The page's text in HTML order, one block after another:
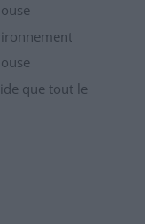
que tout le